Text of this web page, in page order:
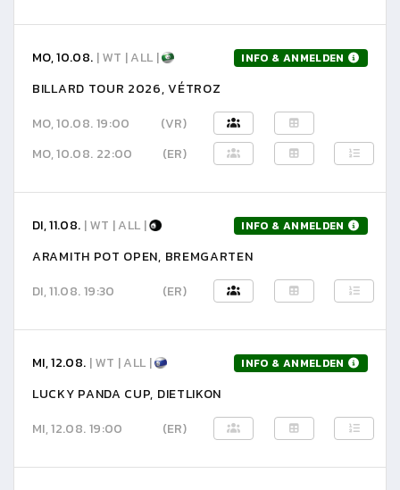
MO, 10.08. | WT | ALL | INFO & ANMELDEN
BILLARD TOUR 2026, VÉTROZ
MO, 10.08. 19:00
(VR)
MO, 10.08. 22:00
(ER)
DI, 11.08. | WT | ALL | INFO & ANMELDEN
ARAMITH POT OPEN, BREMGARTEN
DI, 11.08. 19:30
(ER)
MI, 12.08. | WT | ALL | INFO & ANMELDEN
LUCKY PANDA CUP, DIETLIKON
MI, 12.08. 19:00
(ER)